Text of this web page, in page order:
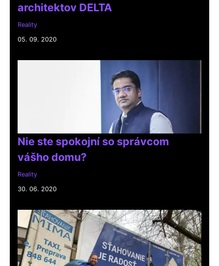
architektov DELTA
Reality
05. 09. 2020
Nie ste spokojní so správcom
vášho domu?
Reality
30. 06. 2020